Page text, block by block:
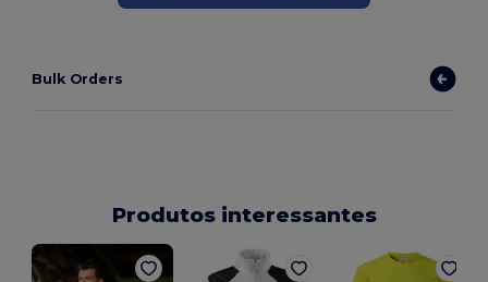
Bulk Orders
Produtos interessantes